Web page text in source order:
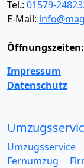
Tel.: 01579-
E-Mail:
Öffnungszeiten:
Impressum
Datenschutz
Umzugsservice
Fernumzug